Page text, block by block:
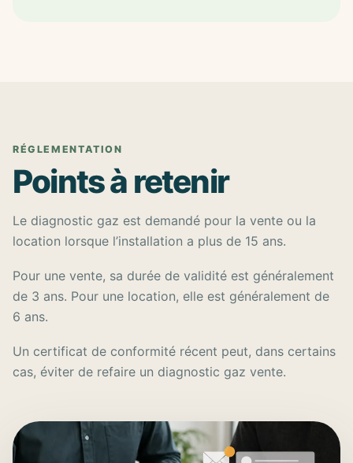
RÉGLEMENTATION
Points à retenir
Le diagnostic gaz est demandé pour la vente ou la
location lorsque l’installation a plus de 15 ans.
Pour une vente, sa durée de validité est généralement
de 3 ans. Pour une location, elle est généralement de
6 ans.
Un certificat de conformité récent peut, dans certains
cas, éviter de refaire un diagnostic gaz vente.